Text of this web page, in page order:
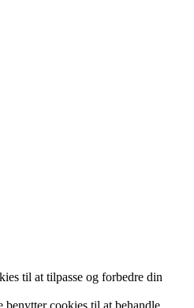
til at tilpasse og forbedre din